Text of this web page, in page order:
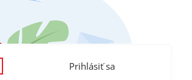
Prihlásiť sa